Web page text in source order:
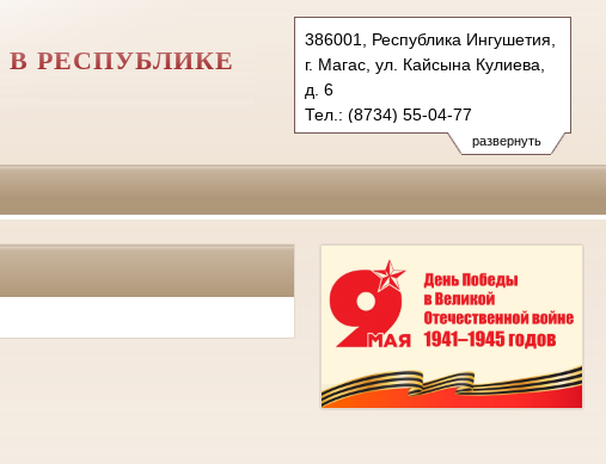
развернуть
386001, Республика Ингушетия,
г. Магас, ул. Кайсына Кулиева,
д. 6
Тел.: (8734) 55-04-77
usdri@mail.ru
РЕСПУБЛИКЕ